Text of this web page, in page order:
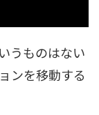
うものはない
ンを移動する